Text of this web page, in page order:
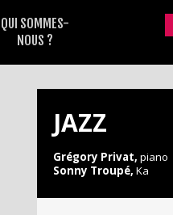
QUI SOMMES-
NOUS ?
JAZZ
Grégory Privat, piano
Sonny Troupé, Ka